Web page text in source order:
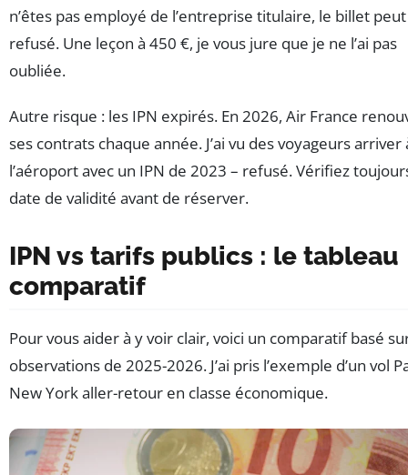
n’êtes pas employé de l’entreprise titulaire, le billet
refusé. Une leçon à 450 €, je vous jure que je ne l’ai pas
oubliée.
Autre risque : les IPN expirés. En 2026, Air France
ses contrats chaque année. J’ai vu des voyageurs arriver
l’aéroport avec un IPN de 2023 – refusé. Vérifiez
date de validité avant de réserver.
IPN vs tarifs publics : le tableau
comparatif
Pour vous aider à y voir clair, voici un comparatif basé
observations de 2025-2026. J’ai pris l’exemple d’un vol
New York aller-retour en classe économique.